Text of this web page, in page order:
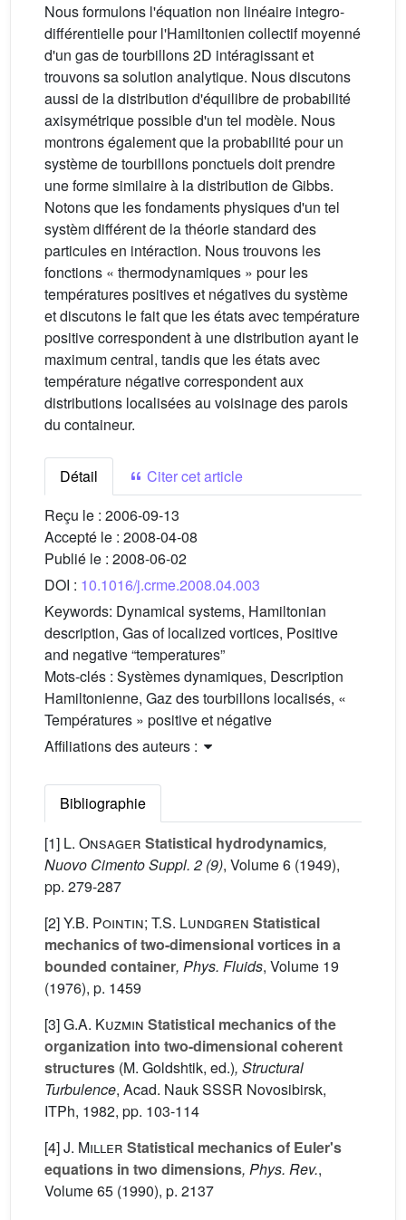
Nous formulons l'équation non linéaire integro-
différentielle pour l'Hamiltonien collectif moyenné
d'un gas de tourbillons 2D intéragissant et
trouvons sa solution analytique. Nous discutons
aussi de la distribution d'équilibre de probabilité
axisymétrique possible d'un tel modèle. Nous
montrons également que la probabilité pour un
système de tourbillons ponctuels doit prendre
une forme similaire à la distribution de Gibbs.
Notons que les fondaments physiques d'un tel
systèm différent de la théorie standard des
particules en intéraction. Nous trouvons les
fonctions « thermodynamiques » pour les
températures positives et négatives du système
et discutons le fait que les états avec température
positive correspondent à une distribution ayant le
maximum central, tandis que les états avec
température négative correspondent aux
distributions localisées au voisinage des parois
du containeur.
Détail
Citer cet article
Reçu le : 2006-09-13
Accepté le : 2008-04-08
Publié le : 2008-06-02
DOI : 10.1016/j.crme.2008.04.003
Keywords: Dynamical systems, Hamiltonian
description, Gas of localized vortices, Positive
and negative “temperatures”
Mots-clés : Systèmes dynamiques, Description
Hamiltonienne, Gaz des tourbillons localisés, «
Températures » positive et négative
Affiliations des auteurs :
Bibliographie
[1] L. Onsager Statistical hydrodynamics,
Nuovo Cimento Suppl. 2 (9), Volume 6 (1949),
pp. 279-287
[2]Y.B. Pointin; T.S. Lundgren Statistical
mechanics of two-dimensional vortices in a
bounded container, Phys. Fluids, Volume 19
(1976), p. 1459
[3]G.A. Kuzmin Statistical mechanics of the
organization into two-dimensional coherent
structures (M. Goldshtik, ed.), Structural
Turbulence, Acad. Nauk SSSR Novosibirsk,
ITPh, 1982, pp. 103-114
[4]J. Miller Statistical mechanics of Euler's
equations in two dimensions, Phys. Rev.,
Volume 65 (1990), p. 2137